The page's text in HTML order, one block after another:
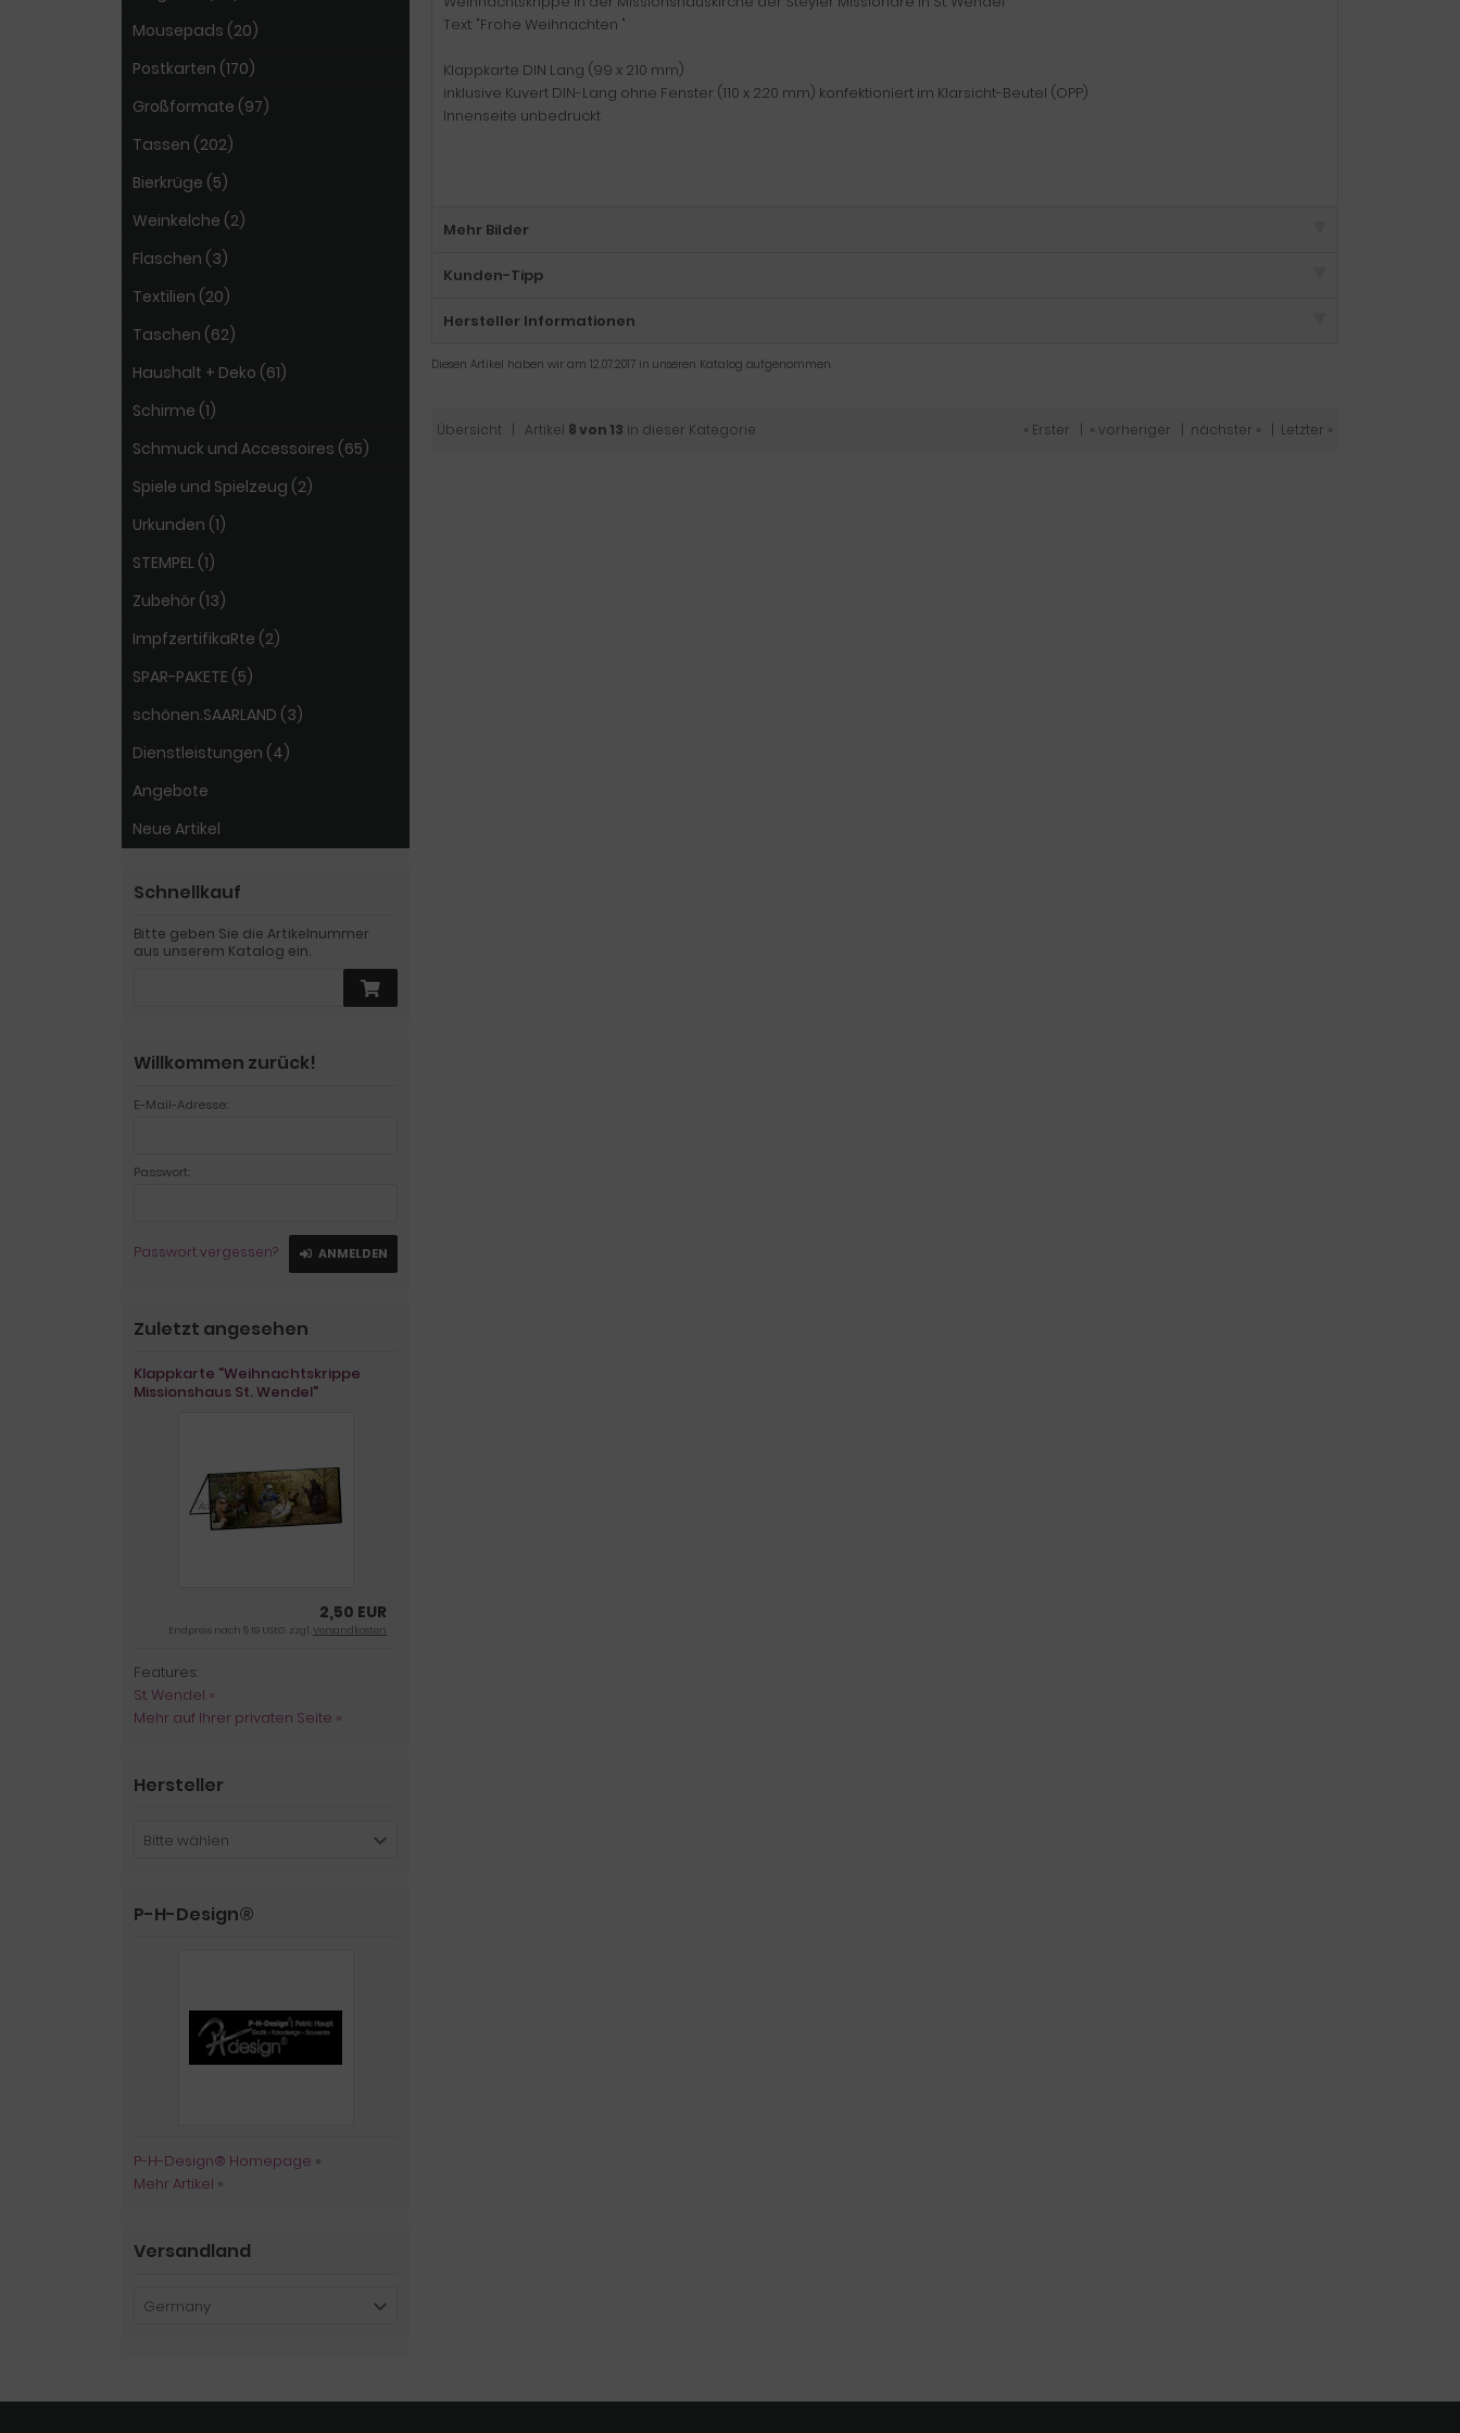
Text: "Frohe Weihnachten "
Klappkarte DIN Lang (99 x 210 mm)
inklusive Kuvert DIN-Lang ohne Fenster (110 x 220 mm) konfektioniert im Klarsicht-Beutel (OPP)
Innenseite unbedruckt
Mehr Bilder
Kunden-Tipp
Hersteller Informationen
Diesen Artikel haben wir am 12.07.2017 in unseren Katalog aufgenommen.
Übersicht | Artikel 8 von 13 in dieser Kategorie « Erster « vorheriger nächster » Letzter »
Mousepads (20)
Postkarten (170)
Großformate (97)
Tassen (202)
Bierkrüge (5)
Weinkelche (2)
Flaschen (3)
Textilien (20)
Taschen (62)
Haushalt + Deko (61)
Schirme (1)
Schmuck und Accessoires (65)
Spiele und Spielzeug (2)
Urkunden (1)
STEMPEL (1)
Zubehör (13)
ImpfzertifikaRte (2)
SPAR-PAKETE (5)
schönen.SAARLAND (3)
Dienstleistungen (4)
Angebote
Neue Artikel
Schnellkauf
Bitte geben Sie die Artikelnummer
aus unserem Katalog ein.
Willkommen zurück!
E-Mail-Adresse:
Passwort:
Passwort vergessen? ANMELDEN
Zuletzt angesehen
Klappkarte "Weihnachtskrippe
Missionshaus St. Wendel"
2,50 EUR
Endpreis nach § 19 UStG. zzgl.Versandkosten
Features:
St. Wendel »
Mehr auf Ihrer privaten Seite »
Hersteller
Bitte wählen
P-H-Design®
P-H-Design® Homepage »
Mehr Artikel »
Versandland
Germany